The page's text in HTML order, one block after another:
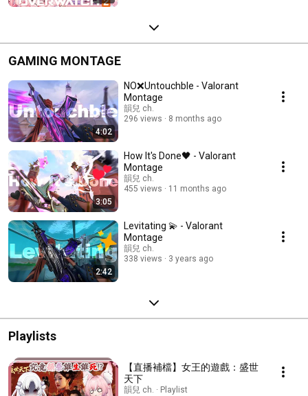
GAMING MONTAGE
4:02
NO❌Untouchble - Valorant
Montage
韻兒 ch.
296 views
8 months ago
3:05
How It's Done🖤 - Valorant
Montage
韻兒 ch.
455 views
11 months ago
2:42
Levitating 💫 - Valorant
Montage
韻兒 ch.
338 views
3 years ago
Playlists
【直播補檔】女王的遊戲：盛世
天下
韻兒 ch. · Playlist